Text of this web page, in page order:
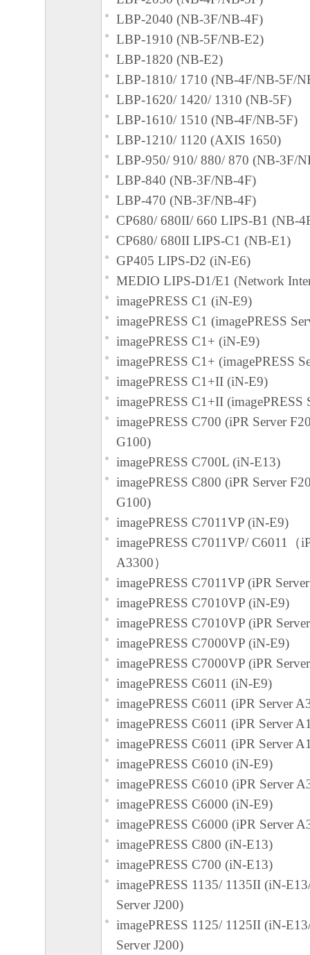
ェア」の使用または使用不能から生ずるい
失利益およびその他の派生的または付随的
これらに限定されない全ての損害を言いま
て、適用法で認められる限り、一切の責任
とします。たとえ、キヤノン、キヤノンの
ンの関連会社、それらの販売代理店または
損害の可能性について知らされていた場合
(3) キヤノン、キヤノンの子会社、キヤノ
れらの販売代理店または販売店のいずれも
ェア」、または「本ソフトウェア」の使用
連してお客様と第三者との間に生じたいか
ても、一切責任を負わないものとします。
お客様は、日本国政府または関連する外国
認可等を得ることなしに、「本ソフトウェ
は一部を、直接または間接に輸出してはな
７．契約期間
(1) 本契約書は、お客様が『同意』を示す
または「本ソフトウェア」を使用した時点
(2)または(3)により終了されるまで有効に
(2) お客様は、「本ソフトウェア」および
てを廃棄および消去することにより、本契
ることができます。
(3) お客様が本契約書のいずれかの条項に
契約書は直ちに終了します。
(4) お客様は、上記(3)によって本契約書が
やかに、「本ソフトウェア」およびその複
廃棄または消去するものとします。
８．U.S. GOVERNMENT RESTRICTED
The Software is a "commercial item," as that
C.F.R. 2.101 (Oct 1995), consisting of
software" and "commercial computer software
such terms are used in 48 C.F.R. 12.212 (Sept
with 48 C.F.R. 12.212 and 48 C.F.R.
227.7202-4 (June 1995), all U.S. Government
acquire the Software with only those rights set
Manufacturer is Canon Inc./30-2,
ku, Tokyo 146-8501, Japan.
本条項中で使用される"the Software"とは、
義される「本ソフトウェア」を意味し、指
９．分離可能性
本契約書のいずれかの条項またはその一部
効であると決定された場合でも、その他の
LBP-2040 (NB-3F/NB-4F)
LBP-1910 (NB-5F/NB-E2)
LBP-1820 (NB-E2)
LBP-1810/ 1710 (NB-4F/NB-5F/
LBP-1620/ 1420/ 1310 (NB-5F)
LBP-1610/ 1510 (NB-4F/NB-5F)
LBP-1210/ 1120 (AXIS 1650)
LBP-950/ 910/ 880/ 870 (NB-3F/
LBP-840 (NB-3F/NB-4F)
LBP-470 (NB-3F/NB-4F)
CP680/ 680II/ 660 LIPS-B1 (NB-
CP680/ 680II LIPS-C1 (NB-E1)
GP405 LIPS-D2 (iN-E6)
MEDIO LIPS-D1/E1 (Network
imagePRESS C1 (iN-E9)
imagePRESS C1 (imagePRESS
imagePRESS C1+ (iN-E9)
imagePRESS C1+ (imagePRESS
imagePRESS C1+II (iN-E9)
imagePRESS C1+II (imagePRESS
imagePRESS C700 (iPR Server
G100)
imagePRESS C700L (iN-E13)
imagePRESS C800 (iPR Server
G100)
imagePRESS C7011VP (iN-E9)
imagePRESS C7011VP/ C6011（
A3300）
imagePRESS C7011VP (iPR
imagePRESS C7010VP (iN-E9)
imagePRESS C7010VP (iPR
imagePRESS C7000VP (iN-E9)
imagePRESS C7000VP (iPR
imagePRESS C6011 (iN-E9)
imagePRESS C6011 (iPR Server
imagePRESS C6011 (iPR Server
imagePRESS C6011 (iPR Server
imagePRESS C6010 (iN-E9)
imagePRESS C6010 (iPR Server
imagePRESS C6000 (iN-E9)
imagePRESS C6000 (iPR Server
imagePRESS C800 (iN-E13)
imagePRESS C700 (iN-E13)
imagePRESS 1135/ 1135II (iN-
Server J200)
imagePRESS 1125/ 1125II (iN-
Server J200)